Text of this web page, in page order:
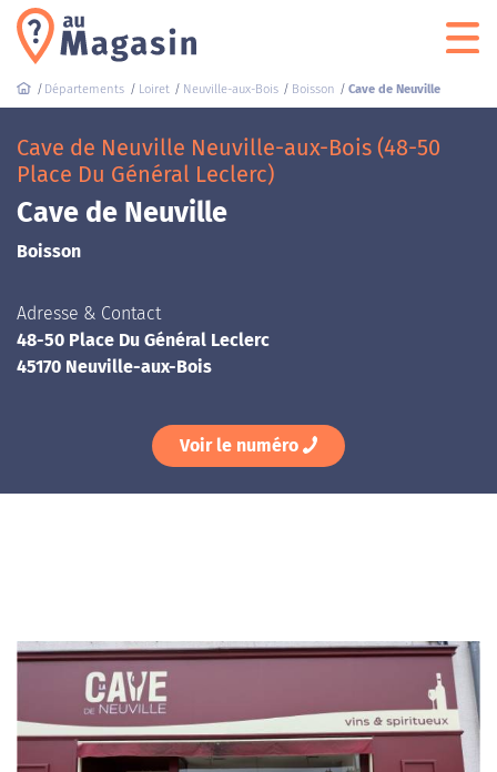
Départements Loiret Neuville-aux-Bois Boisson Cave de Neuville
Cave de Neuville Neuville-aux-Bois (48-50
Place Du Général Leclerc)
Cave de Neuville
Boisson
Adresse & Contact
48-50 Place Du Général Leclerc
45170 Neuville-aux-Bois
Voir le numéro